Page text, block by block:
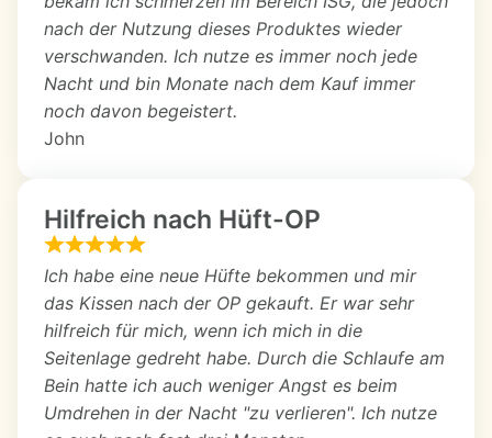
nach der Nutzung dieses Produktes wieder
verschwanden. Ich nutze es immer noch jede
Nacht und bin Monate nach dem Kauf immer
noch davon begeistert.
John
Hilfreich nach Hüft-OP
Ich habe eine neue Hüfte bekommen und mir
das Kissen nach der OP gekauft. Er war sehr
hilfreich für mich, wenn ich mich in die
Seitenlage gedreht habe. Durch die Schlaufe am
Bein hatte ich auch weniger Angst es beim
Umdrehen in der Nacht "zu verlieren". Ich nutze